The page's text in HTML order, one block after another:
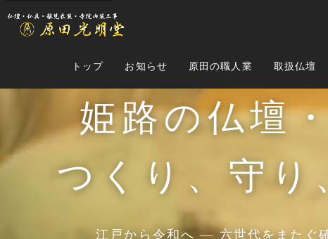
トップ お知らせ 原田の職人業 取扱仏壇
姫路の仏壇
つくり、守り
江戸から令和へ ― 六世代をまたぐ